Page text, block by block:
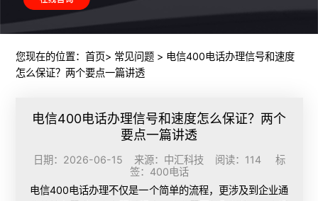
您现在的位置： 首页> 常见问题> 电信400电话办理信号和速度
怎么保证？两个要点一篇讲透
电信400电话办理信号和速度怎么保证？两个
要点一篇讲透
日期：2026-06-15 来源：中汇科技 阅读：114 标
签： 400电话
电信400电话办理不仅是一个简单的流程，更涉及到企业通